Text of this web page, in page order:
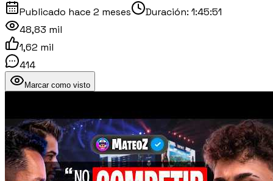
Publicado hace 2 meses Duración: 1:45:51
48,83 mil
1,62 mil
414
Marcar como visto